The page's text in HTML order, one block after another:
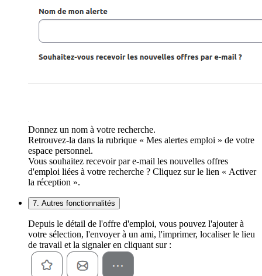
Donnez un nom à votre recherche.
Retrouvez-la dans la rubrique « Mes alertes emploi » de votre
espace personnel.
Vous souhaitez recevoir par e-mail les nouvelles offres
d'emploi liées à votre recherche ? Cliquez sur le lien « Activer
la réception ».
7. Autres fonctionnalités
Depuis le détail de l'offre d'emploi, vous pouvez l'ajouter à
votre sélection, l'envoyer à un ami, l'imprimer, localiser le lieu
de travail et la signaler en cliquant sur :